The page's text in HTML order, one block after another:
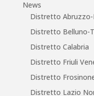
News
Distretto Abruzzo-
Distretto Belluno-
Distretto Calabria
Distretto Friuli
Distretto
Distretto Lazio